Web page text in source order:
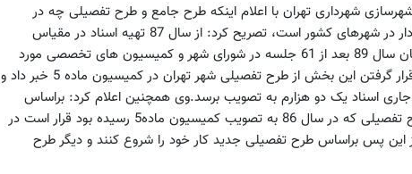
شهرداری تهران با اعلام اینکه طرح جامع و طرح تفصیلی چه در
مراحل تهیه و چه در موضوع تصویب رکورد دار در شهرهای کشور است، تصریح کرد: از سال 87 تهیه اسناد در مقیاس
یک‌دو‌هزارم در دستور کار قرار گرفت و در پایان سال 89 بعد از 61 جلسه در شورای شهر و کمیسیون های تخصصی مورد
تایید قرار گرفت. معصومی از در دستور کار قرار گرفتن این بخش از طرح تفصیلی شهر تهران در کمیسیون ماده 5 خبر داد و
جاری اسناد یک دو هزارم به تصویب برسد.وی همچنین اعلام کرد: براساس
دستور شهردار تهران اسناد یک ده هزارم طرح تفصیلی که در سال 86 به تصویب کمیسیون ماده5 رسیده بود قرار است در
این پس براساس طرح تفصیلی جدید کار خود را شروع کنند و دیگر طرح